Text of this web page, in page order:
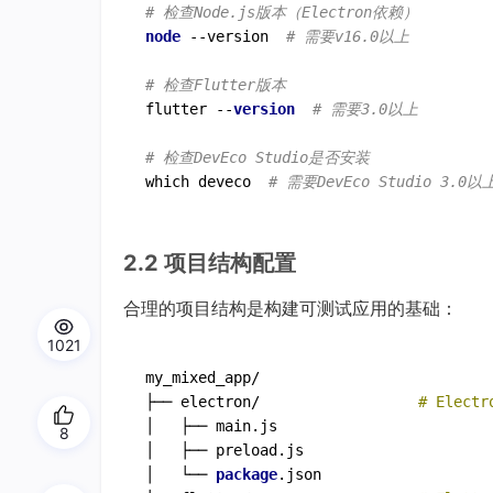
# 检查Node.js版本（Electron依赖）
node
--version # 需要v16.0以上
# 检查Flutter版本
flutter --version # 需要3.0以上
# 检查DevEco Studio是否安装
which deveco # 需要DevEco Studio 3.0以
2.2 项目结构配置
合理的项目结构是构建可测试应用的基础：
my_mixed_app/
├── electron/ #
│   ├── main.js
│   ├── preload.js
│   └── package.json
1021
8